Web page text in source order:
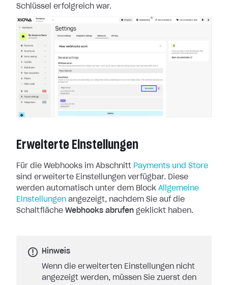
Schlüssel erfolgreich war.
Erweiterte Einstellungen
Für die Webhooks im Abschnitt Payments und Store
sind erweiterte Einstellungen verfügbar. Diese
werden automatisch unter dem Block Allgemeine
Einstellungen angezeigt, nachdem Sie auf die
Schaltfläche Webhooks abrufen geklickt haben.
Hinweis
Wenn die erweiterten Einstellungen nicht
angezeigt werden, müssen Sie zuerst den